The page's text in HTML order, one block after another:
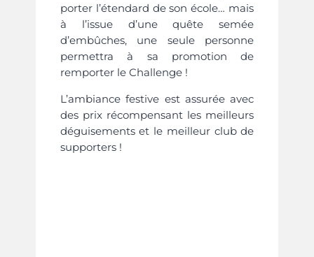
porter l’étendard de son école… mais
à l’issue d’une quête semée
d’embûches, une seule personne
permettra à sa promotion de
remporter le Challenge !
L’ambiance festive est assurée avec
des prix récompensant les meilleurs
déguisements et le meilleur club de
supporters !